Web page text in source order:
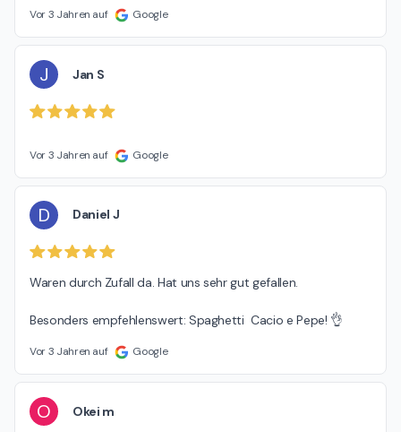
Vor 3 Jahren auf Google
J Jan S
Vor 3 Jahren auf Google
D Daniel J
Waren durch Zufall da. Hat uns sehr gut gefallen.
Besonders empfehlenswert: Spaghetti  Cacio e Pepe! 👌
Vor 3 Jahren auf Google
O Okei m